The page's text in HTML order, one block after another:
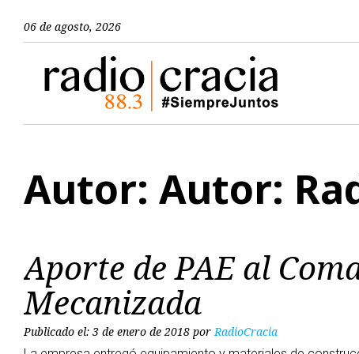
06 de agosto, 2026
Autor: Autor:
Aporte de PAE al
Mecanizada
Publicado el: 3 de enero de 2018 porRadioCracia